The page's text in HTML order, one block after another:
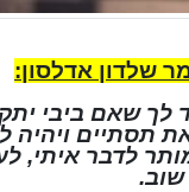
שלדון אדלסון:
לך שאם ביבי
תסתיים ויהיה
לדבר איתי,